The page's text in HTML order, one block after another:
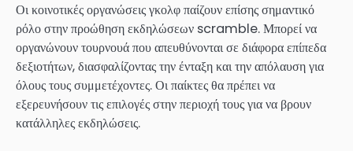
Οι κοινοτικές οργανώσεις γκολφ παίζουν επίσης σημαντικό
ρόλο στην προώθηση εκδηλώσεων scramble. Μπορεί να
οργανώνουν τουρνουά που απευθύνονται σε διάφορα επίπεδα
δεξιοτήτων, διασφαλίζοντας την ένταξη και την απόλαυση για
όλους τους συμμετέχοντες. Οι παίκτες θα πρέπει να
εξερευνήσουν τις επιλογές στην περιοχή τους για να βρουν
κατάλληλες εκδηλώσεις.